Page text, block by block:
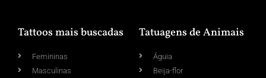
Tattoos mais buscadas
Femininas
Masculinas
Tatuagens de Animais
Águia
Beija-flor